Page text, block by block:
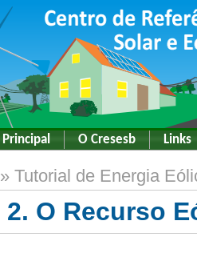
Principal O Cresesb Links
» Tutorial de Energia
2. O Recurso